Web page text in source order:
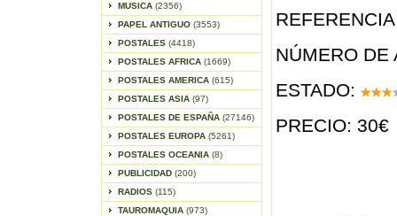
MUSICA (2356)
PAPEL ANTIGUO (3553)
POSTALES (4418)
POSTALES AFRICA (1669)
POSTALES AMERICA (615)
POSTALES ASIA (97)
POSTALES DE ESPAÑA (27146)
POSTALES EUROPA (5261)
POSTALES OCEANIA (8)
PUBLICIDAD (200)
RADIOS (115)
TAUROMAQUIA (973)
NÚMERO DE
ESTADO:
PRECIO: 30€